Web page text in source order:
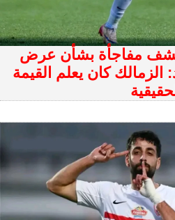
يكشف مفاجأة بشأن عرض
كان يعلم القيمة